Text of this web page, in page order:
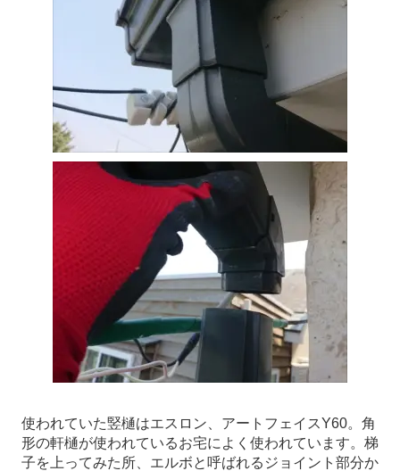
使われていた竪樋はエスロン、アートフェイスY60。角
形の軒樋が使われているお宅によく使われています。梯
子を上ってみた所、エルボと呼ばれるジョイント部分か